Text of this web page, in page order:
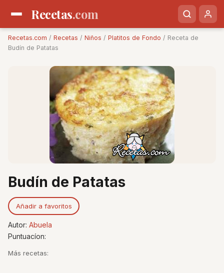
Recetas.com
Recetas.com / Recetas / Niños / Platitos de Fondo / Receta de
Budín de Patatas
Budín de Patatas
Añadir a favoritos
Autor: Abuela
Puntuacíon:
Más recetas: